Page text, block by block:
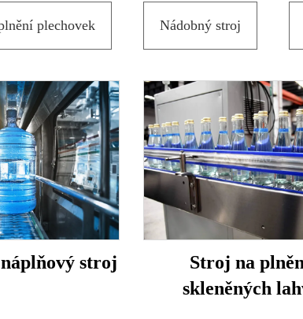
plechovek Nádobný stroj
stroj
Stroj na
skleněných